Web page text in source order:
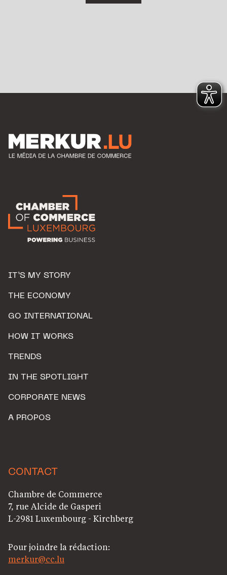
IT’S MY STORY
THE ECONOMY
GO INTERNATIONAL
HOW IT WORKS
TRENDS
IN THE SPOTLIGHT
CORPORATE NEWS
A PROPOS
CONTACT
Chambre de Commerce
7, rue Alcide de Gasperi
L-2981 Luxembourg - Kirchberg
Pour joindre la rédaction:
merkur@cc.lu